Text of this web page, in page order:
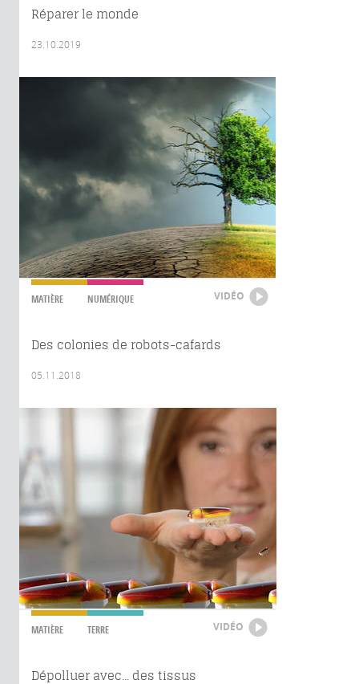
Réparer le monde
23.10.2019
MATIÈRE NUMÉRIQUE VIDÉO
Des colonies de robots-cafards
05.11.2018
MATIÈRE TERRE VIDÉO
Dépolluer avec... des tissus